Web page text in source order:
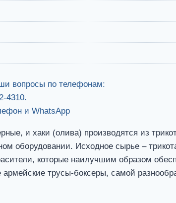
вопросы по телефонам:
4310.
и WhatsApp
и хаки (олива) производятся из
оборудовании. Исходное сырье –
которые наилучшим образом
трусы-боксеры, самой